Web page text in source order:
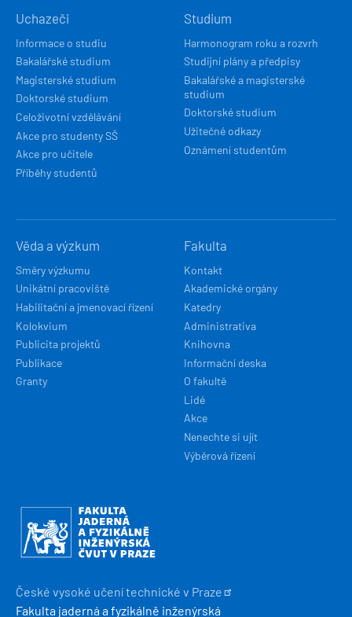
NAVIGACE
Uchazeči
Informace o studiu
Bakalářské studium
Magisterské studium
Doktorské studium
Celoživotní vzdělávání
Akce pro studenty SŠ
Akce pro učitele
Příběhy studentů
Studium
Harmonogram roku a rozvrh
Studijní plány a předpisy
Bakalářské a magisterské
studium
Doktorské studium
Užitečné odkazy
Oznámení studentům
Věda a výzkum
Směry výzkumu
Unikátní pracoviště
Habilitační a jmenovací řízení
Kolokvium
Publicita projektů
Publikace
Granty
Fakulta
Kontakt
Akademické orgány
Katedry
Administrativa
Knihovna
Informační deska
O fakultě
Lidé
Akce
Nenechte si ujít
Výběrová řízení
Obrázek
České vysoké učení technické v Praze
Fakulta jaderná a fyzikálně inženýrská